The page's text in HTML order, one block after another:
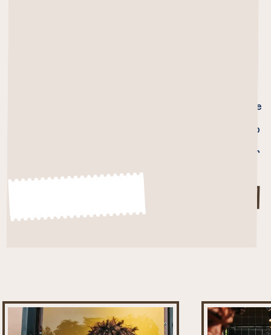
zakelijke events voor organisaties als Porsche
afstemmen op elk type event. Onze Pasta Pesto
publieksstromen, terwijl onze catering topper
bedrijfscatering.